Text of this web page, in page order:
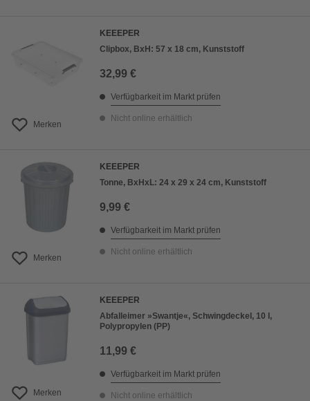
Merken
KEEEPER
Clipbox, BxH: 57 x 18 cm, Kunststoff
32,99 €
Verfügbarkeit im Markt prüfen
Nicht online erhältlich
Merken
KEEEPER
Tonne, BxHxL: 24 x 29 x 24 cm, Kunststoff
9,99 €
Verfügbarkeit im Markt prüfen
Nicht online erhältlich
Merken
KEEEPER
Abfalleimer »Swantje«, Schwingdeckel, 10 l,
Polypropylen (PP)
11,99 €
Verfügbarkeit im Markt prüfen
Nicht online erhältlich